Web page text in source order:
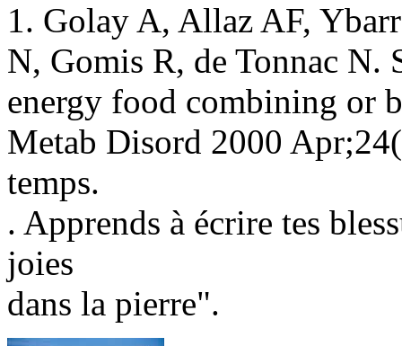
1. Golay A, Allaz AF,
N, Gomis R, de Tonnac
energy food combining or
Metab Disord 2000
temps.
. Apprends à écrire tes
joies
dans la pierre".